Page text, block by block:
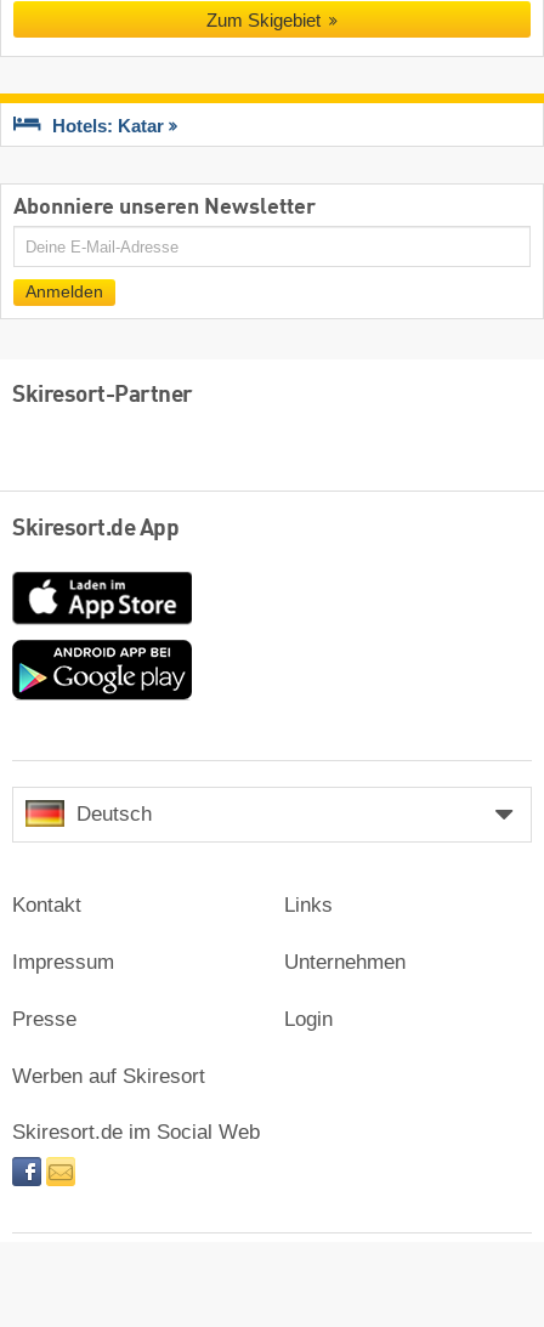
Zum Skigebiet
Hotels: Katar
Abonniere unseren Newsletter
E-
Anmelden
Skiresort-Partner
Skiresort.de App
App
Store
Google
Deutsch
Kontakt
Impressum
Presse
Links
Unternehmen
Login
Werben auf Skiresort
Skiresort.de im Social Web
facebooknewsletter